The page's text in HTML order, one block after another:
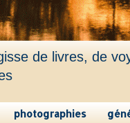
de livres, de
photographies